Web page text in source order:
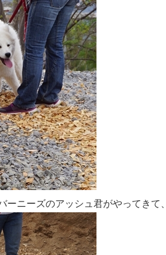
ニーズのアッシュ君がやってきて、